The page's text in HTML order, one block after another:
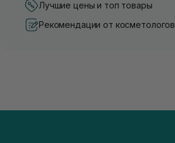
Лучшие цены и топ товары
Рекомендации от косметологов